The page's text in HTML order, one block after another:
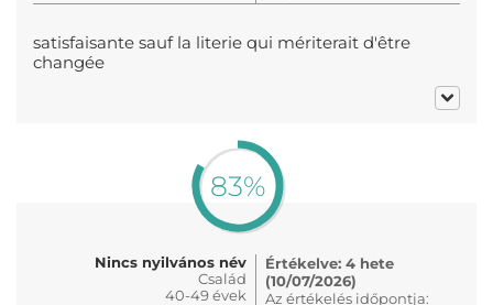
satisfaisante sauf la literie qui mériterait d'être
changée
83%
Nincs nyilvános név
Család
40-49 évek
Értékelve: 4 hete
(10/07/2026)
Az értékelés időpontja: